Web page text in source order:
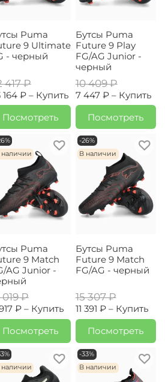
Puma
9 Ultimate
- черный
417 ₽
164 ₽ – Купить
Посмотреть
Бутсы Puma
Future 9 Play
FG/AG Junior -
черный
10 409 ₽
7 447 ₽ – Купить
Посмотреть
наличии
Puma
9 Match
AG Junior -
019 ₽
₽ – Купить
Посмотреть
-26%
В наличии
Бутсы Puma
Future 9 Match
FG/AG - черный
15 307 ₽
11 391 ₽ – Купить
Посмотреть
наличии
-33%
В наличии